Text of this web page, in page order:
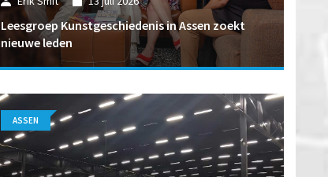
Leesgroep Kunstgeschiedenis in Assen zoekt
nieuwe leden
ASSEN